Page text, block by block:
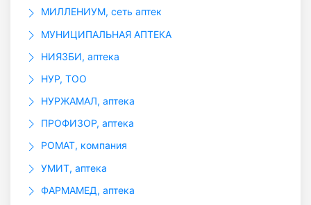
МИЛЛЕНИУМ, сеть аптек
МУНИЦИПАЛЬНАЯ АПТЕКА
НИЯЗБИ, аптека
НУР, ТОО
НУРЖАМАЛ, аптека
ПРОФИЗОР, аптека
РОМАТ, компания
УМИТ, аптека
ФАРМАМЕД, аптека